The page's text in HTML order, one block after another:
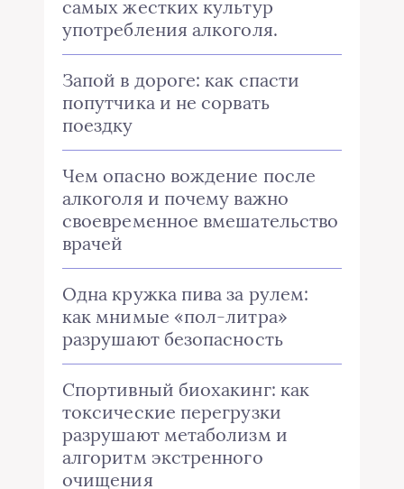
самых жестких культур
употребления алкоголя.
Запой в дороге: как спасти
попутчика и не сорвать
поездку
Чем опасно вождение после
алкоголя и почему важно
своевременное вмешательство
врачей
Одна кружка пива за рулем:
как мнимые «пол-литра»
разрушают безопасность
Спортивный биохакинг: как
токсические перегрузки
разрушают метаболизм и
алгоритм экстренного
очищения